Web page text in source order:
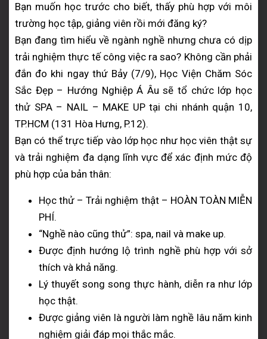
Bạn muốn học trước cho biết, thấy phù hợp với môi
trường học tập, giảng viên rồi mới đăng ký?
Bạn đang tìm hiểu về ngành nghề nhưng chưa có dịp
trải nghiệm thực tế công việc ra sao? Không cần phải
đắn đo khi ngay thứ Bảy (7/9), Học Viện Chăm Sóc
Sắc Đẹp – Hướng Nghiệp Á Âu sẽ tổ chức lớp học
thử SPA – NAIL – MAKE UP tại chi nhánh quận 10,
TP.HCM (131 Hòa Hưng, P.12).
Bạn có thể trực tiếp vào lớp học như học viên thật sự
và trải nghiệm đa dạng lĩnh vực để xác định mức độ
phù hợp của bản thân:
Học thử – Trải nghiệm thật – HOÀN TOÀN MIỄN
PHÍ.
“Nghề nào cũng thử”: spa, nail và make up.
Được định hướng lộ trình nghề phù hợp với sở
thích và khả năng.
Lý thuyết song song thực hành, diễn ra như lớp
học thật.
Được giảng viên là người làm nghề lâu năm kinh
nghiệm giải đáp mọi thắc mắc.